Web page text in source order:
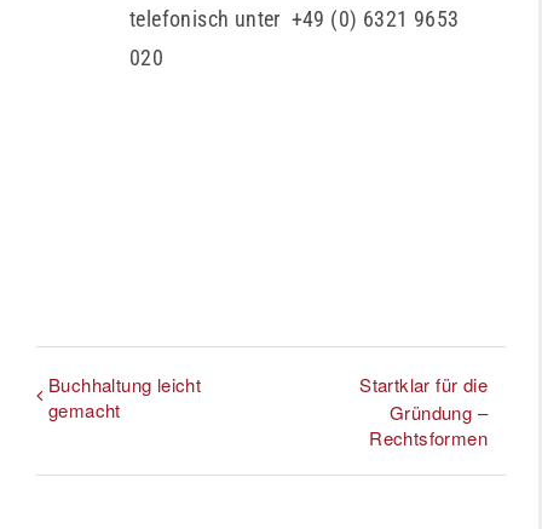
telefonisch unter +49 (0) 6321 9653
020
Buchhaltung leicht
gemacht
Startklar für die
Gründung –
Rechtsformen